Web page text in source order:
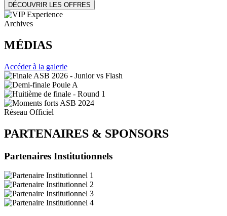
DÉCOUVRIR LES OFFRES
Archives
MÉDIAS
Accéder à la galerie
Réseau Officiel
PARTENAIRES & SPONSORS
Partenaires Institutionnels